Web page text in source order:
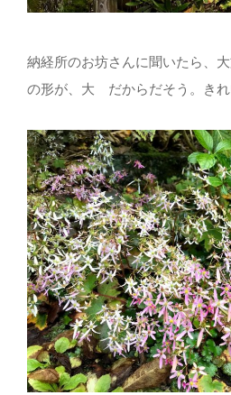
納経所のお坊さんに聞いたら、
の形が、大 だからだそう。きれ